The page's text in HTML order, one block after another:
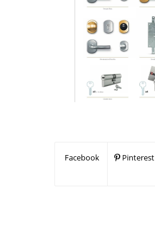
Facebook Pinterest